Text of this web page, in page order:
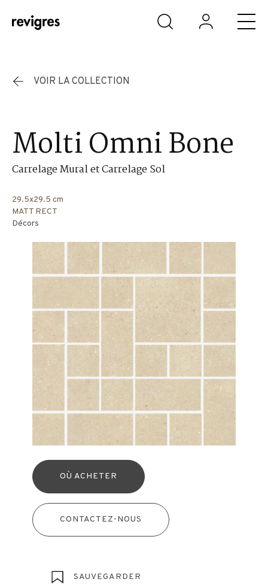
Aller au contenu principal
VOIR LA COLLECTION
Molti Omni Bone
Carrelage Mural et Carrelage Sol
29.5x29.5 cm
MATT RECT
Décors
OÙ ACHETER
CONTACTEZ-NOUS
SAUVEGARDER